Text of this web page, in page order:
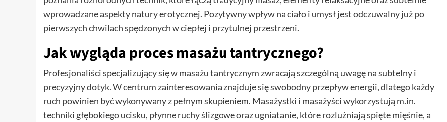
wprowadzane aspekty natury erotycznej. Pozytywny wpływ na ciało i umysł jest odczuwalny już po
pierwszych chwilach spędzonych w ciepłej i przytulnej przestrzeni.
Jak wygląda proces masażu tantrycznego?
Profesjonaliści specjalizujący się w masażu tantrycznym zwracają szczególną uwagę na subtelny i
precyzyjny dotyk. W centrum zainteresowania znajduje się swobodny przepływ energii, dlatego każdy
ruch powinien być wykonywany z pełnym skupieniem. Masażystki i masażyści wykorzystują m.in.
techniki głębokiego ucisku, płynne ruchy ślizgowe oraz ugniatanie, które rozluźniają spięte mięśnie, a